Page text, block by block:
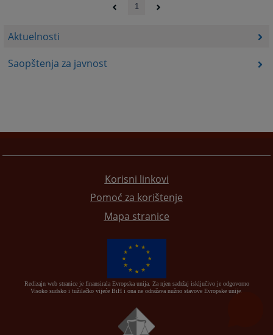
Aktuelnosti
Saopštenja za javnost
1
Korisni linkovi
Pomoć za korištenje
Mapa stranice
Redizajn web stranice je finansirala Evropska unija. Za njen sadržaj isključivo je odgovorno
Visoko sudsko i tužilačko vijeće BiH i ona ne odražava nužno stavove Evropske unije.